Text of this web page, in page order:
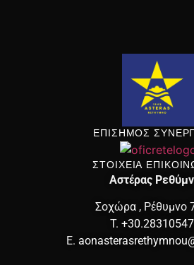
ΕΠΙΣΗΜΟΣ
ΣΤΟΙΧΕΙΑ
Αστέρας
Σοχώρα , Ρέθυμνο
T.
E.